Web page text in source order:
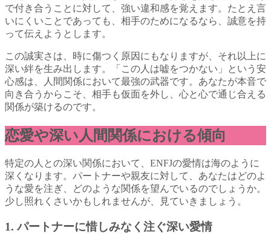
で付き合うことに対して、強い違和感を覚えます。たとえ言
いにくいことであっても、相手のためになるなら、誠意を持
って伝えようとします。
この誠実さは、時に傷つく原因にもなりますが、それ以上に
深い絆を生み出します。「この人は嘘をつかない」という安
心感は、人間関係において最強の武器です。あなたが本音で
向き合うからこそ、相手も仮面を外し、心と心で通じ合える
関係が築けるのです。
恋愛や深い人間関係における傾向
特定の人との深い関係において、ENFJの愛情は海のように
深くなります。パートナーや親友に対して、あなたはどのよ
うな愛を注ぎ、どのような関係を望んでいるのでしょうか。
少し照れくさいかもしれませんが、見ていきましょう。
1. パートナーに惜しみなく注ぐ深い愛情